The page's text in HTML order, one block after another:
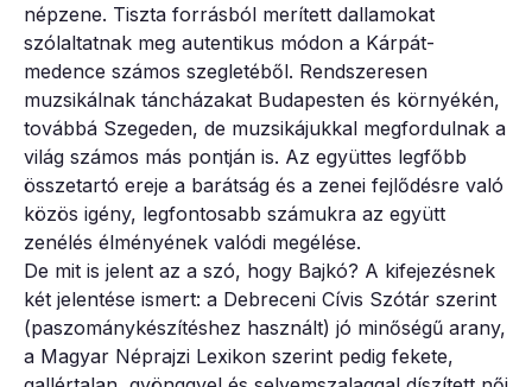
népzene. Tiszta forrásból merített dallamokat
szólaltatnak meg autentikus módon a Kárpát-
medence számos szegletéből. Rendszeresen
muzsikálnak táncházakat Budapesten és környékén,
továbbá Szegeden, de muzsikájukkal megfordulnak a
világ számos más pontján is. Az együttes legfőbb
összetartó ereje a barátság és a zenei fejlődésre való
közös igény, legfontosabb számukra az együtt
zenélés élményének valódi megélése.
De mit is jelent az a szó, hogy Bajkó? A kifejezésnek
két jelentése ismert: a Debreceni Cívis Szótár szerint
(paszománykészítéshez használt) jó minőségű arany,
a Magyar Néprajzi Lexikon szerint pedig fekete,